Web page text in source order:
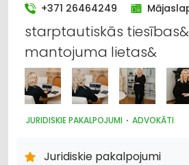
+371 26464249
starptautiskās tiesības&
mantojuma lietas&
JURIDISKIE PAKALPOJUMI ADVOKĀTI
Juridiskie pakalpojumi